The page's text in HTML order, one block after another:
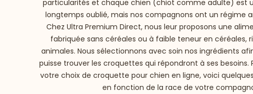
particularités et chaque chien (chiot comme adulte) est
longtemps oublié, mais nos compagnons ont un régime
Chez Ultra Premium Direct, nous leur proposons une
fabriquée sans céréales ou à faible teneur en céréales,
animales. Nous sélectionnons avec soin nos ingrédients
puisse trouver les croquettes qui répondront à ses besoins.
votre choix de croquette pour chien en ligne, voici
en fonction de la race de votre